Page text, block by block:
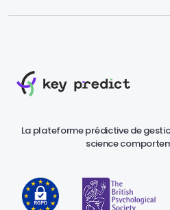
La plateforme prédictive de
science